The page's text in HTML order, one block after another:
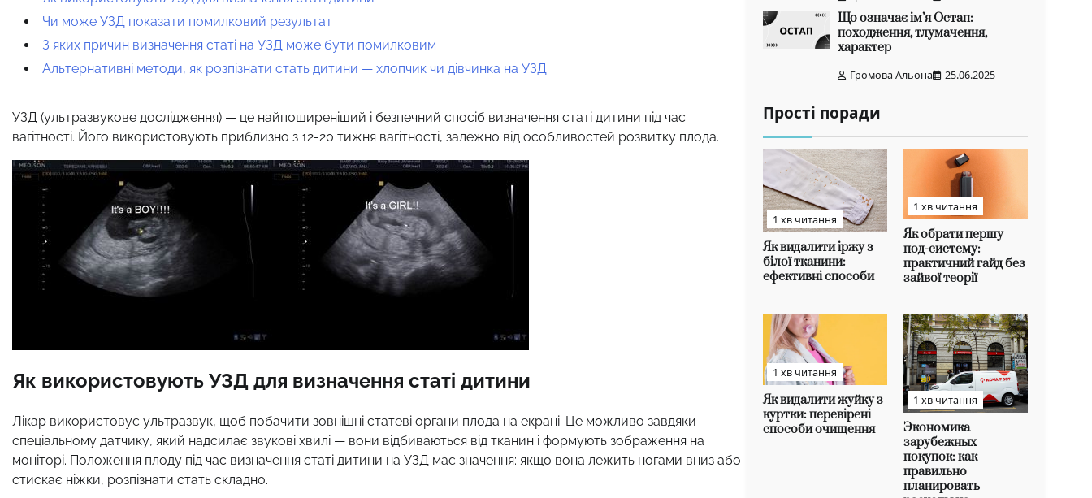
Чи може УЗД показати помилковий результат
З яких причин визначення статі на УЗД може бути помилковим
Альтернативні методи, як розпізнати стать дитини — хлопчик чи дівчинка на УЗД
УЗД (ультразвукове дослідження) — це найпоширеніший і безпечний спосіб визначення статі дитини під час
вагітності. Його використовують приблизно з 12-20 тижня вагітності, залежно від особливостей розвитку плода.
Як використовують УЗД для визначення статі дитини
Лікар використовує ультразвук, щоб побачити зовнішні статеві органи плода на екрані. Це можливо завдяки
спеціальному датчику, який надсилає звукові хвилі — вони відбиваються від тканин і формують зображення на
моніторі. Положення плоду під час визначення статі дитини на УЗД має значення: якщо вона лежить ногами вниз або
стискає ніжки, розпізнати стать складно.
Що означає ім’я Остап:
походження, тлумачення,
характер
Громова Альона 25.06.2025
Прості поради
1 хв читання
Як видалити іржу з
білої тканини:
ефективні способи
1 хв читання
Як обрати першу
под-систему:
практичний гайд без
зайвої теорії
1 хв читання
Як видалити жуйку з
куртки: перевірені
способи очищення
1 хв читання
Экономика
зарубежных
покупок: как
правильно
планировать